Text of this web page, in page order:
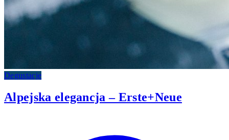
Degustacje
Alpejska elegancja – Erste+Neue